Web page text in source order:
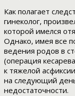
Как полагает
гинеколог,
которой имелся
Однако, имея все
ведения родов в
(операция
к тяжелой
на следующий
недостаточности.